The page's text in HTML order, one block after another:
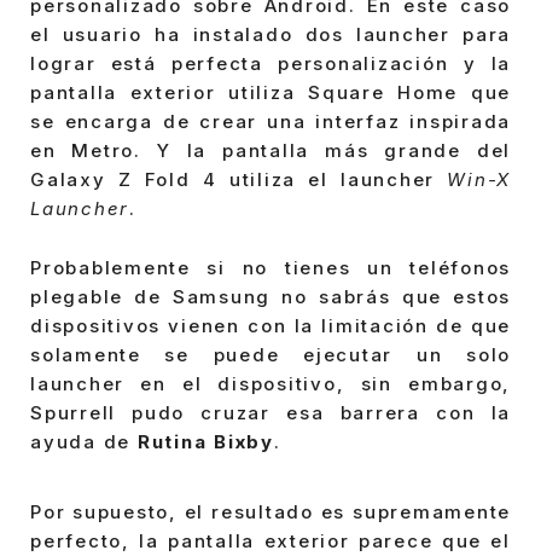
personalizado sobre Android. En este caso
el usuario ha instalado dos launcher para
lograr está perfecta personalización y la
pantalla exterior utiliza Square Home que
se encarga de crear una interfaz inspirada
en Metro. Y la pantalla más grande del
Galaxy Z Fold 4 utiliza el launcher
Win-X
Launcher.
Probablemente si no tienes un teléfonos
plegable de Samsung no sabrás que estos
dispositivos vienen con la limitación de que
solamente se puede ejecutar un solo
launcher en el dispositivo, sin embargo,
Spurrell pudo cruzar esa barrera con la
ayuda de Rutina Bixby.
Por supuesto, el resultado es supremamente
perfecto, la pantalla exterior parece que el